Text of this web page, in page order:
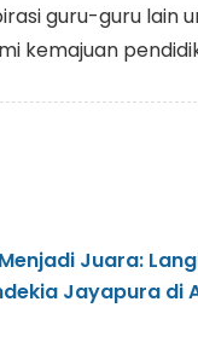
guru-guru lain
kemajuan
Juara:
Jayapura di